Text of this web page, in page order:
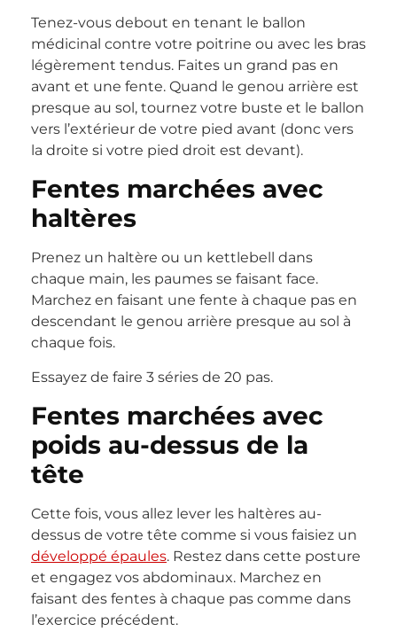
Tenez-vous debout en tenant le ballon
médicinal contre votre poitrine ou avec les bras
légèrement tendus. Faites un grand pas en
avant et une fente. Quand le genou arrière est
presque au sol, tournez votre buste et le ballon
vers l’extérieur de votre pied avant (donc vers
la droite si votre pied droit est devant).
Fentes marchées avec
haltères
Prenez un haltère ou un kettlebell dans
chaque main, les paumes se faisant face.
Marchez en faisant une fente à chaque pas en
descendant le genou arrière presque au sol à
chaque fois.
Essayez de faire 3 séries de 20 pas.
Fentes marchées avec
poids au-dessus de la
tête
Cette fois, vous allez lever les haltères au-
dessus de votre tête comme si vous faisiez un
développé épaules. Restez dans cette posture
et engagez vos abdominaux. Marchez en
faisant des fentes à chaque pas comme dans
l’exercice précédent.